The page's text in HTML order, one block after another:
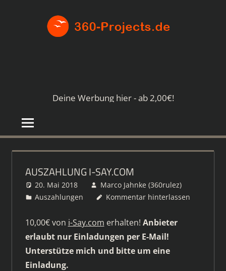
Deine Werbung hier - ab 2,00€!
AUSZAHLUNG I-SAY.COM
20. Mai 2018
Marco Jahnke (360rulez)
Auszahlungen
Kommentar hinterlassen
10,00€ von i-Say.com erhalten! Anbieter
erlaubt nur Einladungen per E-Mail!
Unterstütze mich und bitte um eine
Einladung.